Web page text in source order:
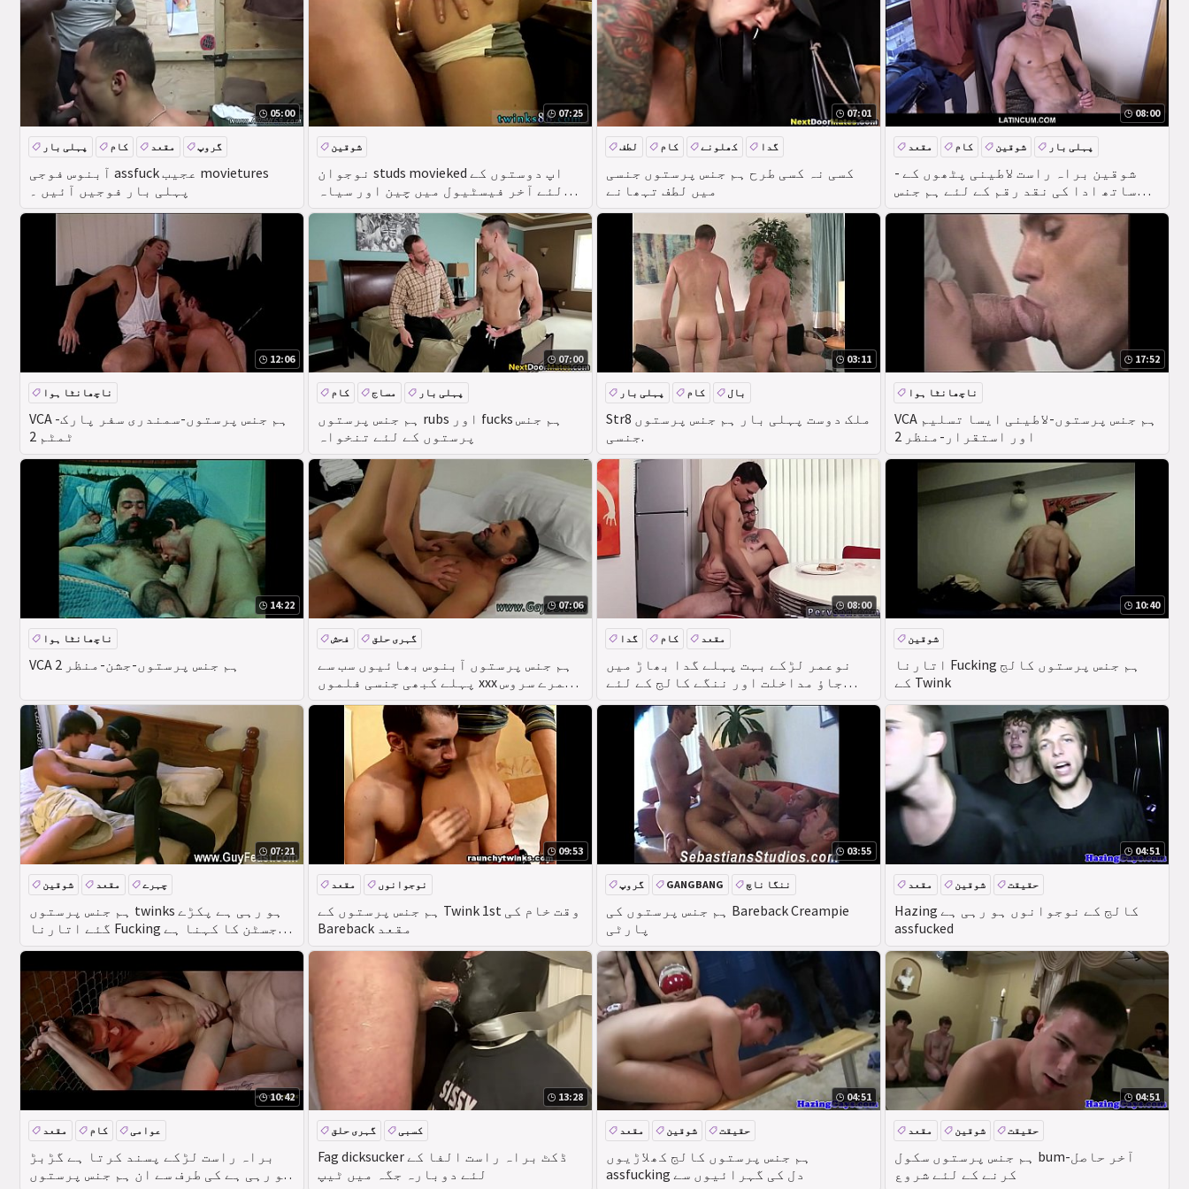
05:00
آبنوس فوجی assfuck عجیب movietures
پہلی بار فوجیں آئیں ۔
پہلی بار کام مقعد گروپ
07:25
نوجوان studs movieked اپ دوستوں کے
لئے آخر فیسٹیول میں چین اور سیاہ
hued عجیب فٹ بال
شوقین
07:01
کسی نہ کسی طرح ہم جنس پرستوں جنسی
میں لطف تہھانے
لطف کام کھلونے گدا
08:00
- شوقین براہ راست لاطینی پٹھوں کے
ساتھ ادا کی نقد رقم کے لئے ہم جنس
پرستوں جنسی
مقعد کام شوقین پہلی بار
12:06
VCA ہم جنس پرستوں-سمندری سفر پارک-
ٹمٹم 2
ناچھانٹا ہوا
07:00
ہم جنس پرستوں rubs اور fucks ہم جنس
پرستوں کے لئے تنخواہ
کام مساج پہلی بار
03:11
Str8 ملک دوست پہلی بار ہم جنس پرستوں
جنسی.
پہلی بار کام بال
17:52
VCA ہم جنس پرستوں-لاطینی ایسا تسلیم
اور استقرار-منظر 2
ناچھانٹا ہوا
14:22
VCA ہم جنس پرستوں-جشن-منظر 2
ناچھانٹا ہوا
07:06
ہم جنس پرستوں آبنوس بھائیوں سب سے
پہلے کبھی جنسی فلموں xxx کمرے سروس
کے ساتھ زیادہ سے زیادہ ایک
فحش گہری حلق
08:00
نوعمر لڑکے بہت پہلے گدا بھاڑ میں
جاؤ مداخلت اور ننگے کالج کے لئے
مفت ہم جنس پرستوں کے بعد
گدا کام مقعد
10:40
اتارنا Fucking ہم جنس پرستوں کالج
کے Twink
شوقین
07:21
ہم جنس پرستوں twinks ہو رہی ہے پکڑے
گئے اتارنا Fucking جسٹن کا کہنا ہے
کہ وہ & #039;s براہ راست اور یہ کہ
شوقین مقعد چہرے
09:53
ہم جنس پرستوں کے Twink 1st وقت خام کی
Bareback مقعد
مقعد
نوجوانوں
دنیا بھر کےٹینڈرز اور ہینڈل
بڑا لنڈ
03:55
ہم جنس پرستوں کی Bareback Creampie
پارٹی
گروپ GANGBANG ننگا ناچ
04:51
Hazing کالج کے نوجوانوں ہو رہی ہے
assfucked
مقعد شوقین حقیقت
10:42
براہ راست لڑکے پسند کرتا ہے گڑبڑ
ہو رہی ہے کی طرف سے ان ہم جنس پرستوں
مقعد کام عوامی
13:28
Fag dicksucker ڈکٹ براہ راست الفا کے
لئے دوبارہ جگہ میں ٹیپ
گہری حلق کسبی
04:51
ہم جنس پرستوں کالج کھلاڑیوں
assfucking دل کی گہرائیوں سے
مقعد شوقین حقیقت
04:51
ہم جنس پرستوں سکول bum-آخر حاصل
کرنے کے لئے شروع
مقعد شوقین حقیقت